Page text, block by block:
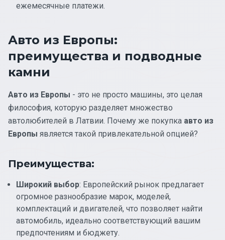
ежемесячные платежи.
Авто из Европы:
преимущества и подводные
камни
Авто из Европы - это не просто машины, это целая
философия, которую разделяет множество
автолюбителей в Латвии. Почему же покупка авто из
Европы является такой привлекательной опцией?
Преимущества:
Широкий выбор: Европейский рынок предлагает
огромное разнообразие марок, моделей,
комплектаций и двигателей, что позволяет найти
автомобиль, идеально соответствующий вашим
предпочтениям и бюджету.